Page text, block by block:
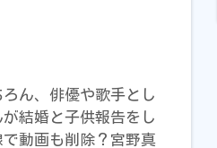
ん、俳優や歌手とし
結婚と子供報告をし
動画も削除？宮野真